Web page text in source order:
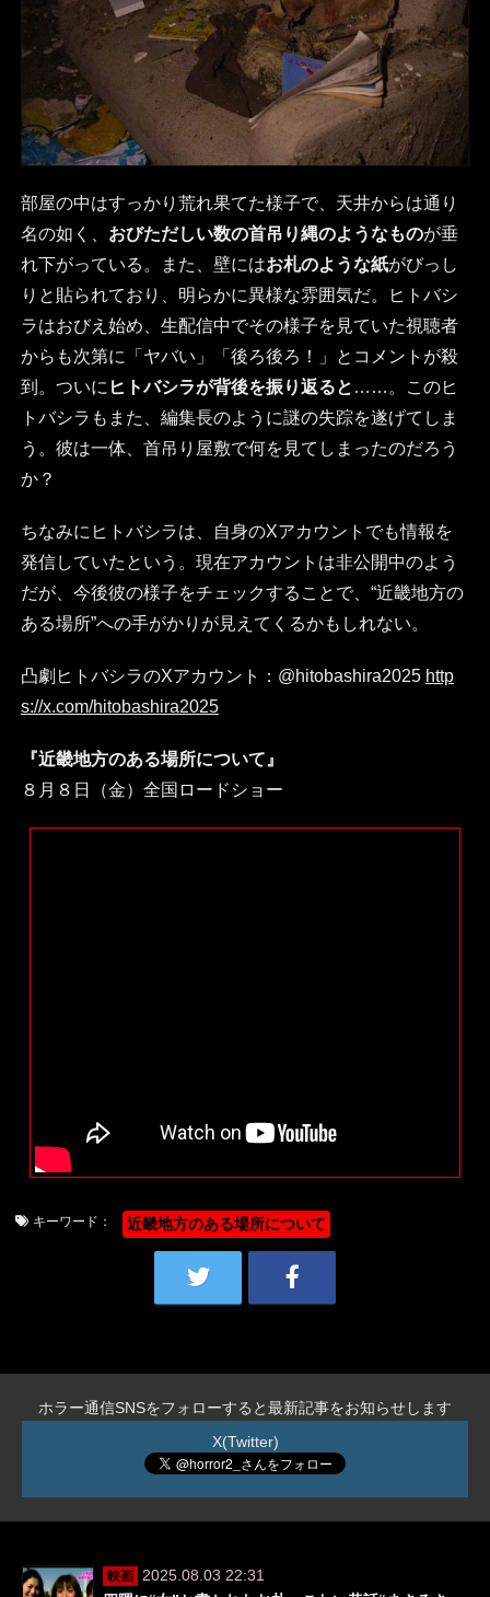
部屋の中はすっかり荒れ果てた様子で、天井からは通り
名の如く、 おびただしい数の首吊り縄のようなものが垂
れ下がっている。また、壁にはお札のような紙がびっし
りと貼られており、明らかに異様な雰囲気だ。ヒトバシ
ラはおびえ始め、生配信中でその様子を見ていた視聴者
からも次第に「ヤバい」「後ろ後ろ！」とコメントが殺
到。ついに ヒトバシラが背後を振り返ると ……。このヒ
トバシラもまた、編集長のように謎の失踪を遂げてしま
う。彼は一体、首吊り屋敷で何を見てしまったのだろう
か？
ちなみにヒトバシラは、自身のXアカウントでも情報を
発信していたという。現在アカウントは非公開中のよう
だが、今後彼の様子をチェックすることで、“近畿地方の
ある場所”への手がかりが見えてくるかもしれない。
凸劇ヒトバシラのXアカウント：@hitobashira2025 http
s://x.com/hitobashira2025
『近畿地方のある場所について』
８月８日（金）全国ロードショー
キーワード： 近畿地方のある場所について
ホラー通信SNSをフォローすると最新記事をお知らせします
X(Twitter)
映画
2025.08.03 22:31